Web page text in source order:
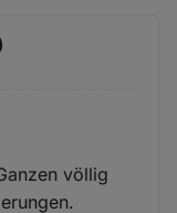
völlig